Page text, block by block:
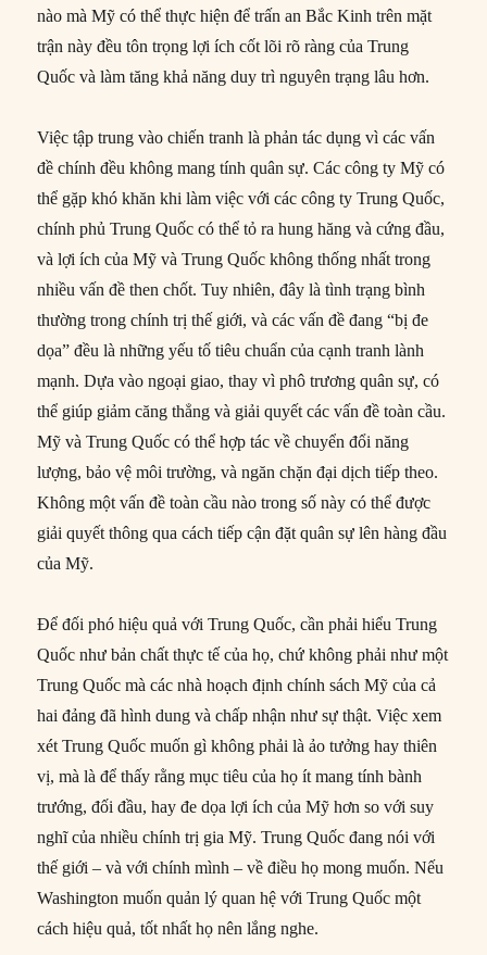
nào mà Mỹ có thể thực hiện để trấn an Bắc Kinh trên mặt
trận này đều tôn trọng lợi ích cốt lõi rõ ràng của Trung
Quốc và làm tăng khả năng duy trì nguyên trạng lâu hơn.
Việc tập trung vào chiến tranh là phản tác dụng vì các vấn
đề chính đều không mang tính quân sự. Các công ty Mỹ có
thể gặp khó khăn khi làm việc với các công ty Trung Quốc,
chính phủ Trung Quốc có thể tỏ ra hung hăng và cứng đầu,
và lợi ích của Mỹ và Trung Quốc không thống nhất trong
nhiều vấn đề then chốt. Tuy nhiên, đây là tình trạng bình
thường trong chính trị thế giới, và các vấn đề đang “bị đe
dọa” đều là những yếu tố tiêu chuẩn của cạnh tranh lành
mạnh. Dựa vào ngoại giao, thay vì phô trương quân sự, có
thể giúp giảm căng thẳng và giải quyết các vấn đề toàn cầu.
Mỹ và Trung Quốc có thể hợp tác về chuyển đổi năng
lượng, bảo vệ môi trường, và ngăn chặn đại dịch tiếp theo.
Không một vấn đề toàn cầu nào trong số này có thể được
giải quyết thông qua cách tiếp cận đặt quân sự lên hàng đầu
của Mỹ.
Để đối phó hiệu quả với Trung Quốc, cần phải hiểu Trung
Quốc như bản chất thực tế của họ, chứ không phải như một
Trung Quốc mà các nhà hoạch định chính sách Mỹ của cả
hai đảng đã hình dung và chấp nhận như sự thật. Việc xem
xét Trung Quốc muốn gì không phải là ảo tưởng hay thiên
vị, mà là để thấy rằng mục tiêu của họ ít mang tính bành
trướng, đối đầu, hay đe dọa lợi ích của Mỹ hơn so với suy
nghĩ của nhiều chính trị gia Mỹ. Trung Quốc đang nói với
thế giới – và với chính mình – về điều họ mong muốn. Nếu
Washington muốn quản lý quan hệ với Trung Quốc một
cách hiệu quả, tốt nhất họ nên lắng nghe.